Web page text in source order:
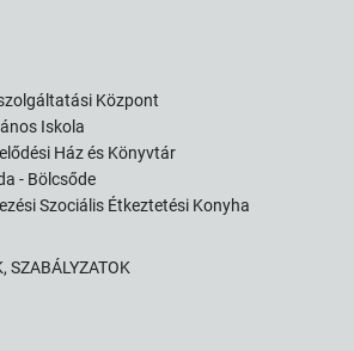
Központ
Iskola
Ház és Könyvtár
- Bölcsőde
Szociális Étkeztetési Konyha
SZABÁLYZATOK